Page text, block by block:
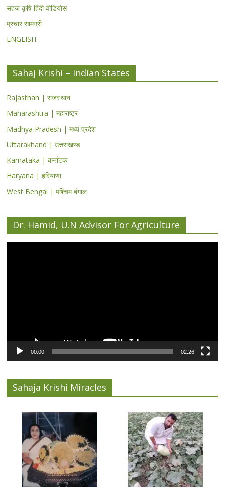
सहज कृषि हिंदी वीडियोस
प्रचार सामग्री
ENGLISH
Sahaj Krishi – Indian States
Rajasthan | राजस्थान
Maharashtra | महाराष्ट्र
Madhya Pradesh | मध्य प्रदेश
Uttarakhand | उत्तराखण्ड
Karnataka | कर्नाटक
Haryana | हरियाणा
West Bengal | पश्चिम बंगाल
Dr. Hamid, U.N Advisor For Agriculture
00:00 02:26
Sahaja Krishi Miracles